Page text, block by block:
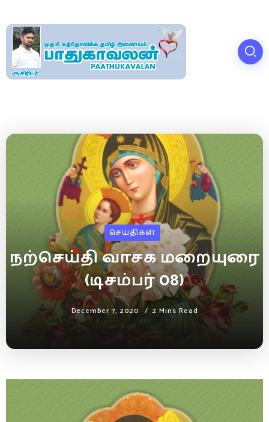
செய்திகள்
நற்செய்தி வாசக மறையுரை
(டிசம்பர் 08)
December 7, 2020 2 Mins Read